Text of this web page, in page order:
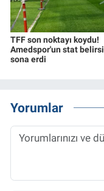
TFF son noktayı koydu!
Amedspor'un stat
sona erdi
Yorumlar